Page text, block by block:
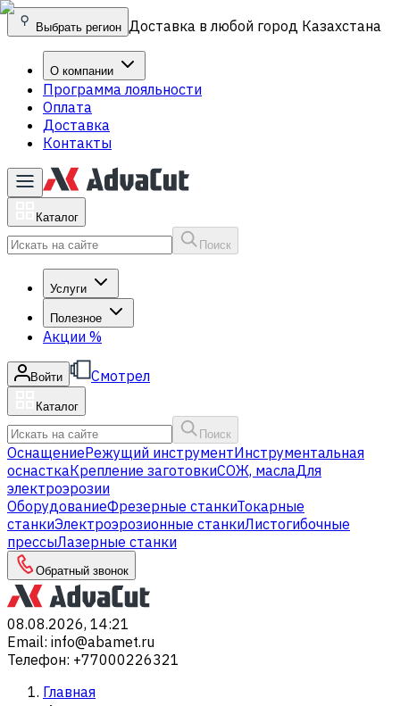
Выбрать регион Доставка в любой город Казахстана
О компании
Программа лояльности
Оплата
Доставка
Контакты
Каталог
Поиск
Услуги
Полезное
Акции %
Войти Смотрел
Каталог
Поиск
ОснащениеРежущий инструментИнструментальная
оснасткаКрепление заготовкиСОЖ, маслаДля
электроэрозии
ОборудованиеФрезерные станкиТокарные
станкиЭлектроэрозионные станкиЛистогибочные
прессыЛазерные станки
Обратный звонок
08.08.2026, 14:21
Email: info@abamet.ru
Телефон: +77000226321
Главная